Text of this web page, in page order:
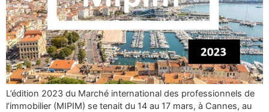
L’édition 2023 du Marché international des professionnels de
l’immobilier (MIPIM) se tenait du 14 au 17 mars, à Cannes, au